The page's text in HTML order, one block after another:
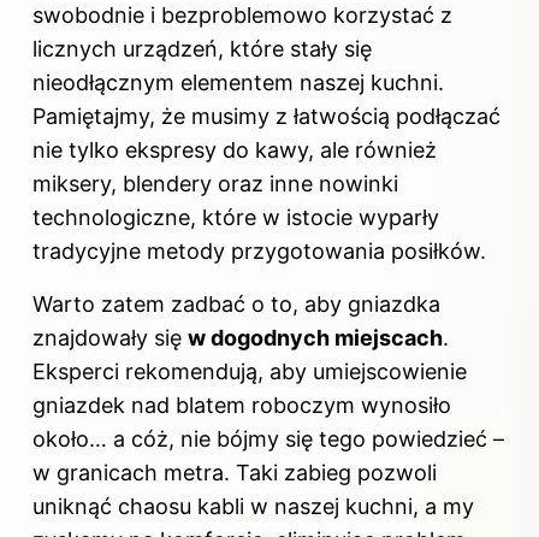
swobodnie i bezproblemowo korzystać z
licznych urządzeń, które stały się
nieodłącznym elementem naszej kuchni.
Pamiętajmy, że musimy z łatwością podłączać
nie tylko ekspresy do kawy, ale również
miksery, blendery oraz inne nowinki
technologiczne, które w istocie wyparły
tradycyjne metody przygotowania posiłków.
Warto zatem zadbać o to, aby gniazdka
znajdowały się w dogodnych miejscach.
Eksperci rekomendują, aby umiejscowienie
gniazdek nad blatem roboczym wynosiło
około… a cóż, nie bójmy się tego powiedzieć –
w granicach metra. Taki zabieg pozwoli
uniknąć chaosu kabli w naszej kuchni, a my